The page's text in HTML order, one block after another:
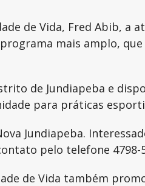
de Vida, Fred Abib,
mais amplo,
de Jundiapeba e
para práticas
Jundiapeba.
pelo telefone 4798-
de Vida também